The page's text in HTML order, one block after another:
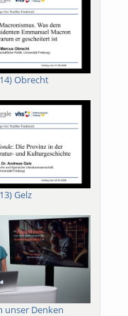
Obrecht
Gelz
unser Denken